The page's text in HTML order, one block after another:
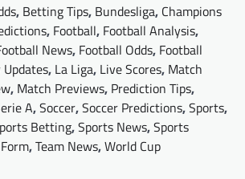
, Betting Tips, Bundesliga, Champions
, Football, Football Analysis,
News, Football Odds, Football
, La Liga, Live Scores, Match
, Match Previews, Prediction Tips,
A,Soccer,Soccer Predictions,Sports,
Betting,Sports News,Sports
,Team News,World Cup